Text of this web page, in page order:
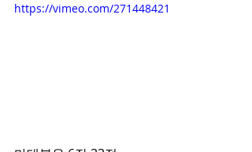
https://vimeo.com/271448421